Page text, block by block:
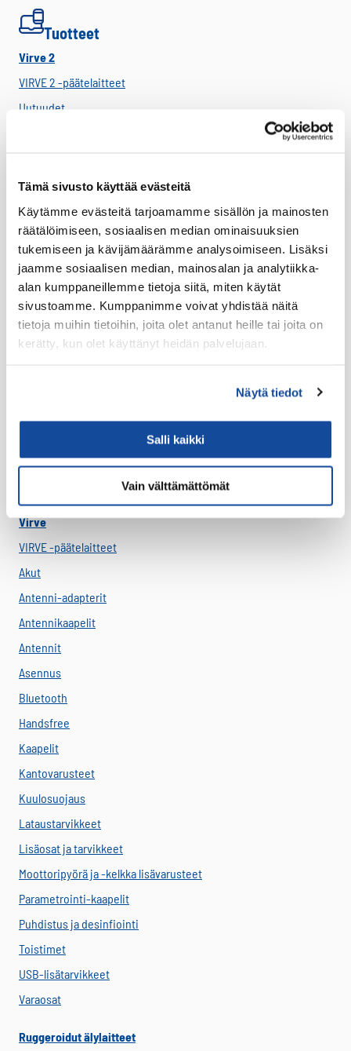
Tämä sivusto käyttää evästeitä
Käytämme evästeitä tarjoamamme sisällön ja mainosten
räätälöimiseen, sosiaalisen median ominaisuuksien
tukemiseen ja kävijämäärämme analysoimiseen. Lisäksi
jaamme sosiaalisen median, mainosalan ja analytiikka-
alan kumppaneillemme tietoja siitä, miten käytät
sivustoamme. Kumppanimme voivat yhdistää näitä
tietoja muihin tietoihin, joita olet antanut heille tai joita on
kerätty, kun olet käyttänyt heidän palvelujaan.
Näytä tiedot
Salli kaikki
Vain välttämättömät
Tuotteet
Virve 2
VIRVE 2 -päätelaitteet
Uutuudet
Antennit
Drone -lisätarvikkeet
LTE HF-Lisälaitteet
Kantovarusteet
Lataustarvikkeet
Lisäosat ja tarvikkeet
LTE Reitittimet
Varaosat
Virve
VIRVE -päätelaitteet
Akut
Antenni-adapterit
Antennikaapelit
Antennit
Asennus
Bluetooth
Handsfree
Kaapelit
Kantovarusteet
Kuulosuojaus
Lataustarvikkeet
Lisäosat ja tarvikkeet
Moottoripyörä ja -kelkka lisävarusteet
Parametrointi-kaapelit
Puhdistus ja desinfiointi
Toistimet
USB-lisätarvikkeet
Varaosat
Ruggeroidut älylaitteet